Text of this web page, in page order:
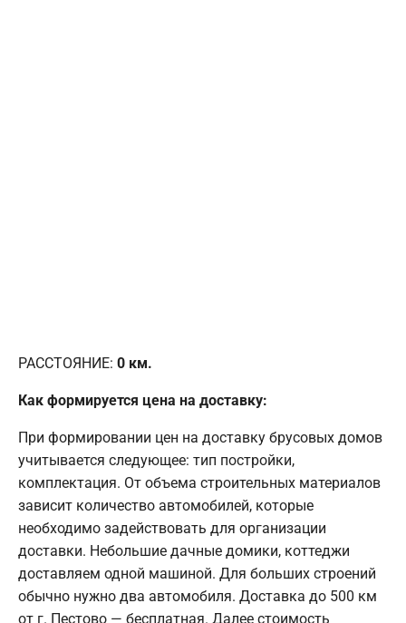
РАССТОЯНИЕ: 0 км.
Как формируется цена на доставку:
При формировании цен на доставку брусовых домов
учитывается следующее: тип постройки,
комплектация. От объема строительных материалов
зависит количество автомобилей, которые
необходимо задействовать для организации
доставки. Небольшие дачные домики, коттеджи
доставляем одной машиной. Для больших строений
обычно нужно два автомобиля. Доставка до 500 км
от г. Пестово — бесплатная. Далее стоимость